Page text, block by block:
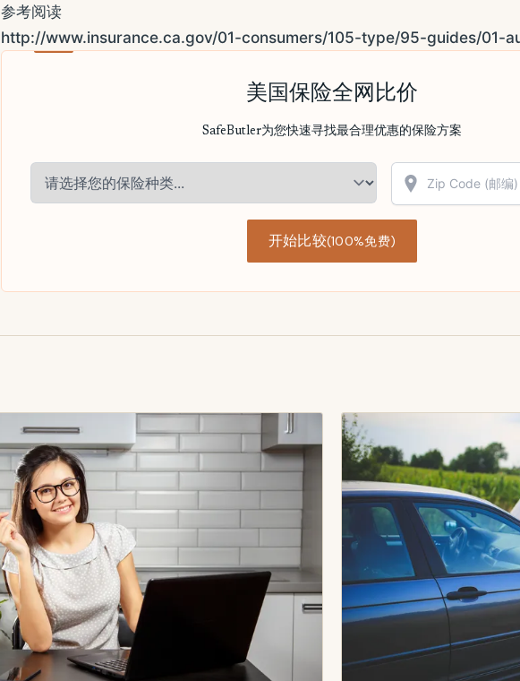
参考阅读
http://www.insurance.ca.gov/01-consumers/105-type/95-guides/01-
美国保险全网比价
SafeButler为您快速寻找最合理优惠的保险方案
开始比较(100%免费)